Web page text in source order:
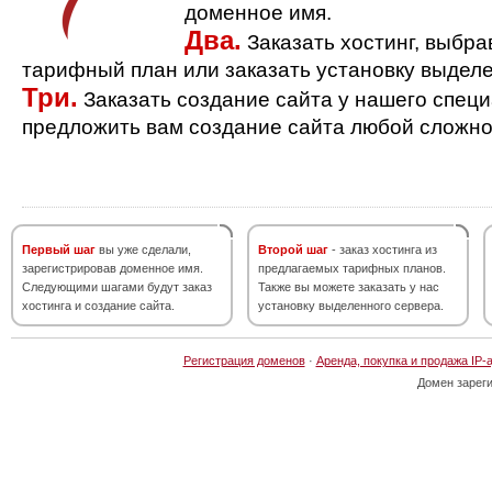
доменное имя.
Два. Заказать хостинг,
тарифный план или заказать установку
Три. Заказать создание сайта у нашего
предложить вам создание сайта любой
Первый шаг вы уже сделали,
зарегистрировав доменное имя.
Следующими шагами будут заказ
хостинга и создание сайта.
Второй шаг - заказ хостинга из
предлагаемых тарифных планов.
Также вы можете заказать у нас
установку выделенного сервера.
Регистрация доменов· Аренда, покупка и продажа IP-
Домен